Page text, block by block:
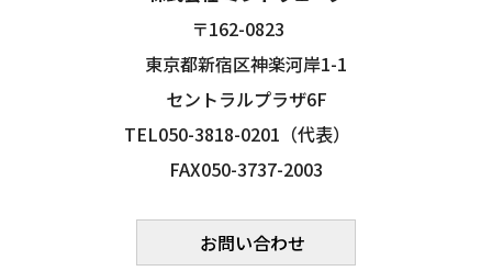
〒162-0823
東京都新宿区神楽河岸1-1
セントラルプラザ6F
TEL050-3818-0201（代表）
FAX050-3737-2003
お問い合わせ